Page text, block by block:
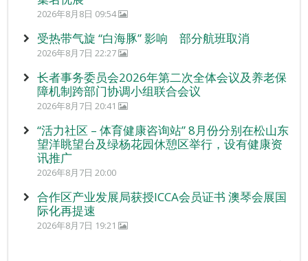
2026年8月8日 09:54
受热带气旋 “白海豚” 影响 部分航班取消
2026年8月7日 22:27
长者事务委员会2026年第二次全体会议及养老保
障机制跨部门协调小组联合会议
2026年8月7日 20:41
“活力社区 – 体育健康咨询站” 8月份分别在松山东
望洋眺望台及绿杨花园休憩区举行，设有健康资
讯推广
2026年8月7日 20:00
合作区产业发展局获授ICCA会员证书 澳琴会展国
际化再提速
2026年8月7日 19:21